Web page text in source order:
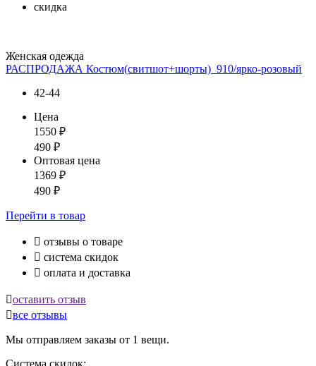
скидка
Женская одежда
РАСПРОДАЖА Костюм(свитшот+шорты)_910/ярко-розовый
42-44
Цена
1550 ₽
490 ₽
Оптовая цена
1369 ₽
490 ₽
Перейти в товар
 отзывы о товаре
 система скидок
 оплата и доставка
оставить отзыв
все отзывы
Мы отправляем заказы от 1 вещи.